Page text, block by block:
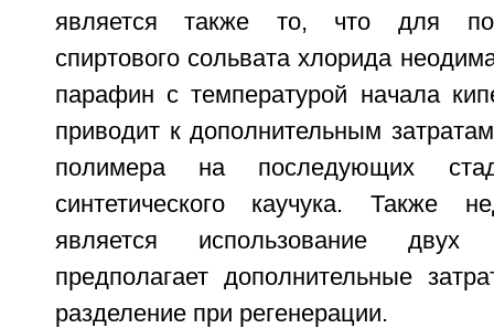
является также то, что для
спиртового сольвата хлорида
парафин с температурой начала
приводит к дополнительным
полимера на последующих
синтетического каучука. Также
является использование двух
предполагает дополнительные
разделение при регенерации.